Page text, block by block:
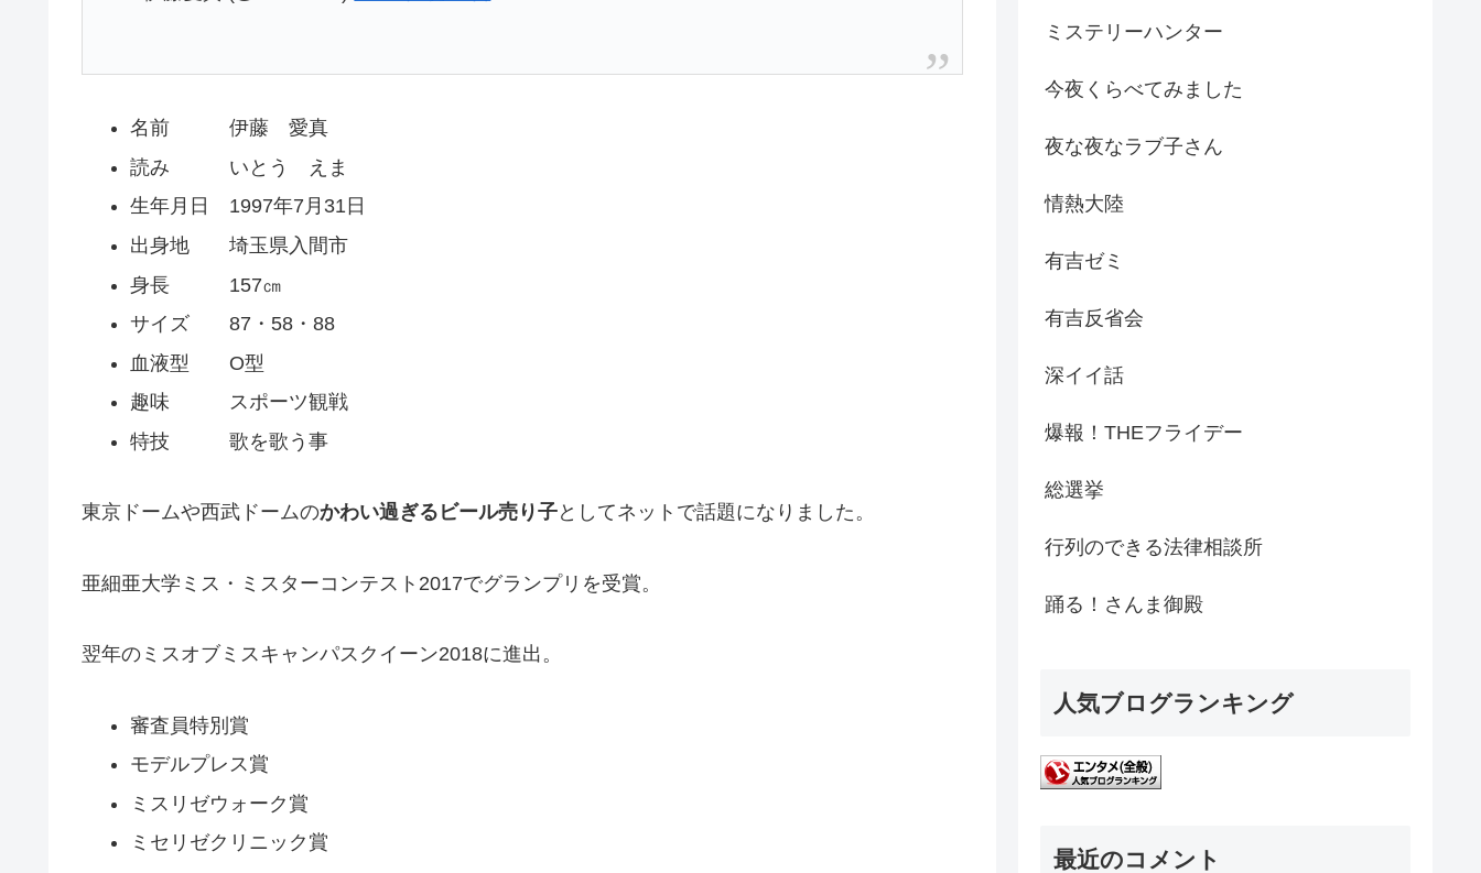
名前 伊藤 愛真
読み いとう えま
生年月日 1997年7月31日
出身地 埼玉県入間市
身長 157㎝
サイズ 87・58・88
血液型 O型
趣味 スポーツ観戦
特技 歌を歌う事
東京ドームや西武ドームのかわい過ぎるビール売り子としてネットで話題になりました。
亜細亜大学ミス・ミスターコンテスト2017でグランプリを受賞。
翌年のミスオブミスキャンパスクイーン2018に進出。
審査員特別賞
モデルプレス賞
ミスリゼウォーク賞
ミセリゼクリニック賞
ミステリーハンター
今夜くらべてみました
夜な夜なラブ子さん
情熱大陸
有吉ゼミ
有吉反省会
深イイ話
爆報！THEフライデー
総選挙
行列のできる法律相談所
踊る！さんま御殿
人気ブログランキング
最近のコメント